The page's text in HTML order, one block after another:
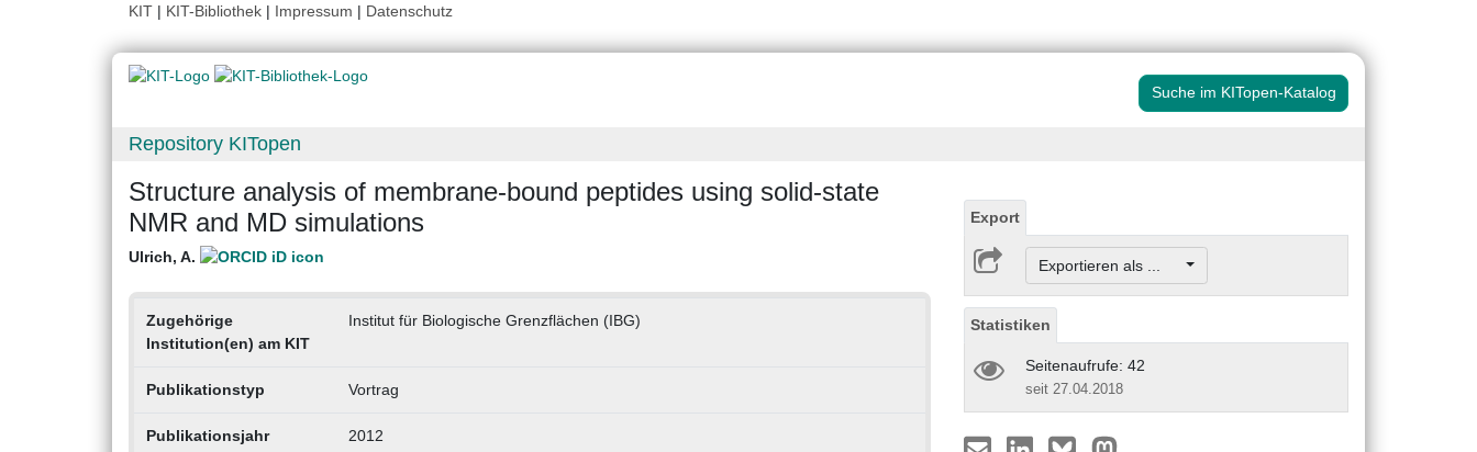
KIT | KIT-Bibliothek | Impressum | Datenschutz
Suche im KITopen-Katalog
Repository KITopen
Structure analysis of membrane-bound peptides using solid-state
NMR and MD simulations
Ulrich, A.
Zugehörige
Institution(en) am KIT
Institut für Biologische Grenzflächen (IBG)
Publikationstyp Vortrag
Publikationsjahr 2012
Export
Exportieren als ...
Statistiken
Seitenaufrufe: 42
seit 27.04.2018